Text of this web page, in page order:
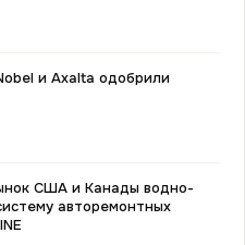
и Axalta одобрили
США и Канады водно-
авторемонтных